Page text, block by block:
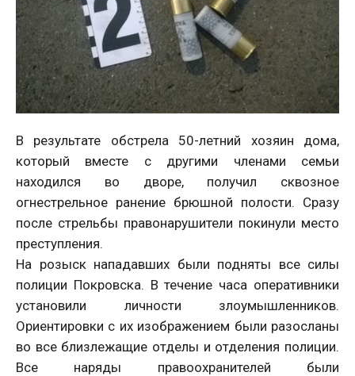
В результате обстрела 50-летний хозяин дома,
который вместе с другими членами семьи
находился во дворе, получил сквозное
огнестрельное ранение брюшной полости. Сразу
после стрельбы правонарушители покинули место
преступления.
На розыск нападавших были подняты все силы
полиции Покровска. В течение часа оперативники
установили личности злоумышленников.
Ориентировки с их изображением были разосланы
во все близлежащие отделы и отделения полиции.
Все наряды правоохранителей были